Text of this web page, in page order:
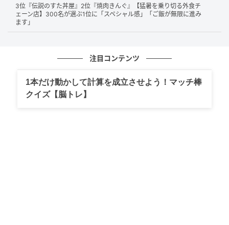
め買いした商品も楽に載せられる点や、静かで快適な
乗り心地も魅力です。運転のしやすさや上質な内装に
も満足の声が多数寄せられています。
く運転もしやすいからです。（47歳/女性）
3位『伝説のすた丼屋』2位『焼肉きんぐ』【猛暑を乗り切る外食チ
ェーン店】300名が選ぶ1位に「スペシャル感」「ご飯が無限に進み
ます」
注目コンテンツ
1本だけ動かして計算を成立させよう！マッチ棒
クイズ【脳トレ】